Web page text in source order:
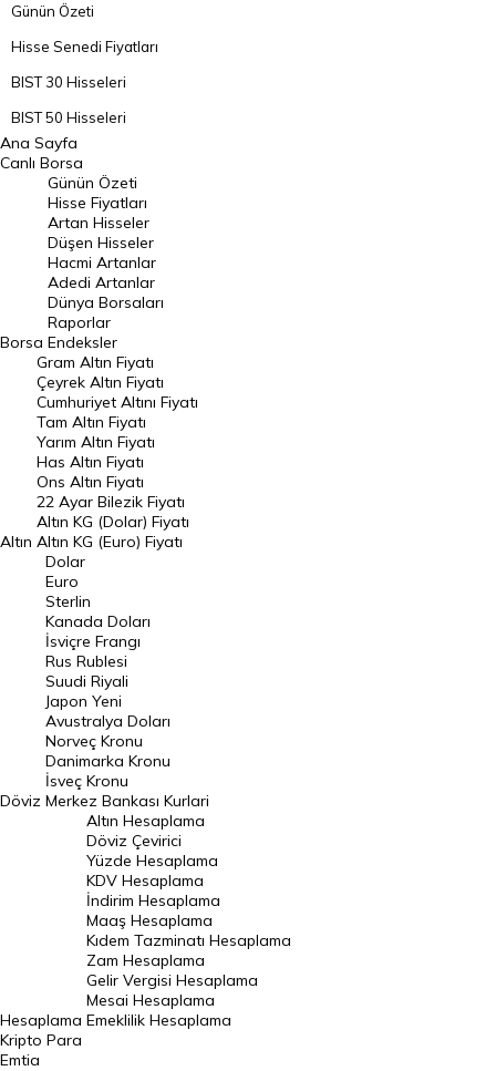
Günün Özeti
Hisse Senedi Fiyatları
BIST 30 Hisseleri
BIST 50 Hisseleri
BIST 100 Hisseleri
En Çok Artan Hisseler
En Çok Düşen Hisseler
Hacmi Artanlar
Geçmiş Kapanışlar
Dünya Borsaları
Raporlar
Endeksler
DÖVİZ
Döviz Kuru
Dolar Kuru
Euro Kuru
Pound Kuru
Frank Kuru
Riyal Kuru
Avustralya Doları
Danimarka Kronu Kuru
Kanada Doları Kuru
Norveç Kronu Kuru
İsveç Kronu Kuru
Japon Yeni Kuru
Serbest Piyasa Döviz Kurları
Merkez Bankası Döviz Kurları
Altın Fiyatları
Gram Altın Fiyatı
Ana Sayfa
Canlı Borsa
Borsa
Günün Özeti
Hisse Fiyatları
Artan Hisseler
Düşen Hisseler
Hacmi Artanlar
Adedi Artanlar
Dünya Borsaları
Raporlar
Endeksler
Altın
Gram Altın Fiyatı
Çeyrek Altın Fiyatı
Cumhuriyet Altını Fiyatı
Tam Altın Fiyatı
Yarım Altın Fiyatı
Has Altın Fiyatı
Ons Altın Fiyatı
22 Ayar Bilezik Fiyatı
Altın KG (Dolar) Fiyatı
Altın KG (Euro) Fiyatı
Döviz
Dolar
Euro
Sterlin
Kanada Doları
İsviçre Frangı
Rus Rublesi
Suudi Riyali
Japon Yeni
Avustralya Doları
Norveç Kronu
Danimarka Kronu
İsveç Kronu
Merkez Bankası Kurlari
Hesaplama
Altın Hesaplama
Döviz Çevirici
Yüzde Hesaplama
KDV Hesaplama
İndirim Hesaplama
Maaş Hesaplama
Kıdem Tazminatı Hesaplama
Zam Hesaplama
Gelir Vergisi Hesaplama
Mesai Hesaplama
Emeklilik Hesaplama
Kripto Para
Emtia